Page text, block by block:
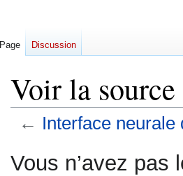
Voir la
← Interface neurale
àà
Vous n’avez pas
Page Discussion